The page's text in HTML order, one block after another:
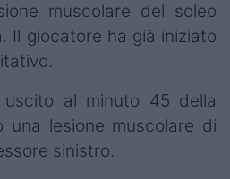
muscolare del soleo
Il giocatore ha già iniziato
uscito al minuto 45 della
lesione muscolare di
sinistro.